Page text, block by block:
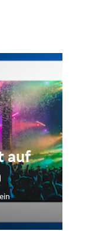
auf